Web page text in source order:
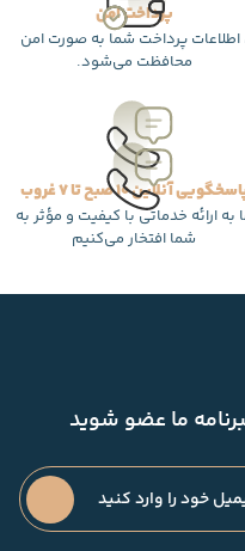
پرداخت امن
اطلاعات پرداخت شما به صورت امن
محافظت می‌شود.
آنلاین 10 صبح تا 7 غروب
به ارائه خدماتی با کیفیت و مؤثر به
شما افتخار می‌کنیم
ما عضو شوید